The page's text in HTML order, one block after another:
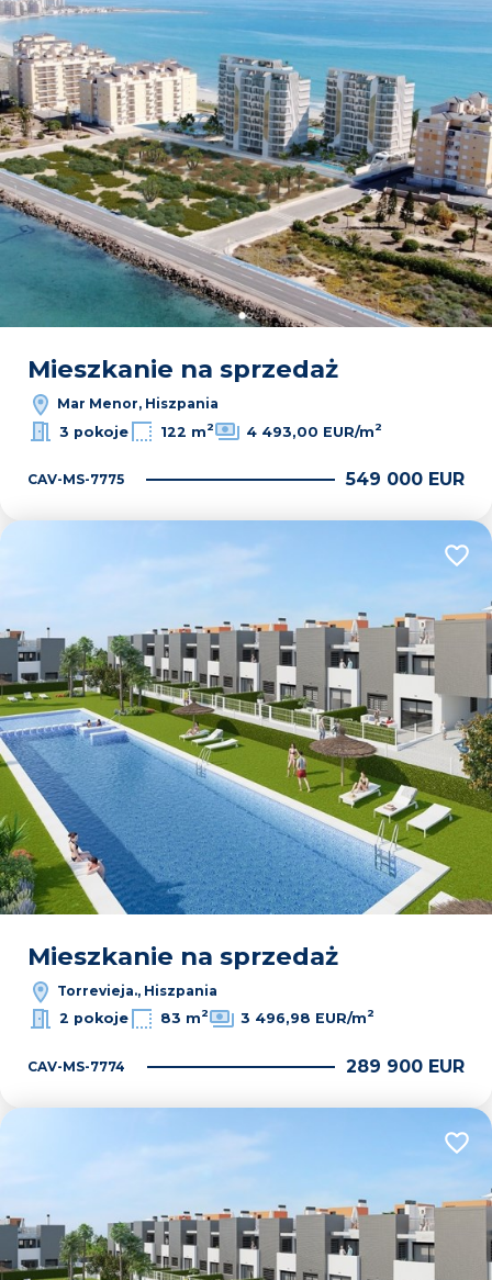
Mieszkanie na sprzedaż
Mar Menor, Hiszpania
3 pokoje
122 m2 4 493,00 EUR/m2
CAV-MS-7775 549 000 EUR
Mieszkanie na sprzedaż
Torrevieja., Hiszpania
2 pokoje
83 m2 3 496,98 EUR/m2
CAV-MS-7774 289 900 EUR